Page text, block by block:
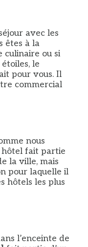
avec les
êtes à la
culinaire ou si
le
pour vous. Il
commercial
nous
hôtel fait partie
la ville, mais
pour laquelle il
hôtels les plus
l’enceinte de